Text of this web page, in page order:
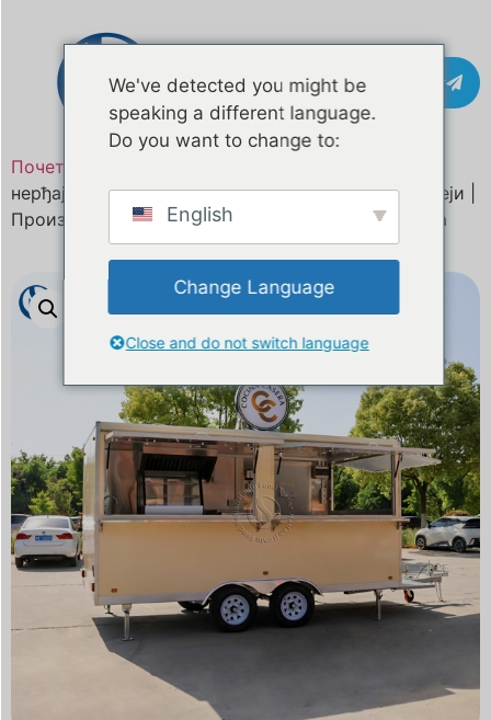
Контакт
Почетна
нерђајућег челика за продају у Папуи Новој Гвинеји |
Произвођач мобилних угоститељских приколица
We've detected you might be
speaking a different language.
Do you want to change to:
English
Change Language
Close and do not switch language